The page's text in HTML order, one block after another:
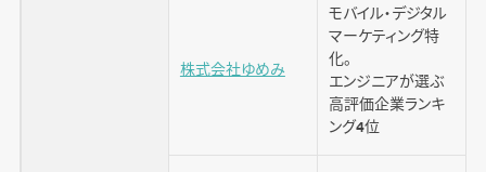
開発における請負契約と準委任契約との違い
SESやSIer、ラボ型開発との違いは？
株式会社ゆめみ
モバイル・デジタル
マーケティング特
化。
エンジニアが選ぶ
高評価企業ランキ
ング4位